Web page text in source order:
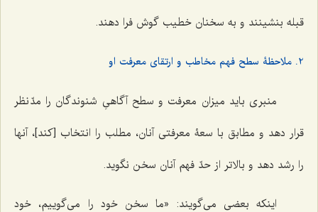
قبله بنشینند و به سخنان خطیب گوش فرا دهند.
2. ملاحظۀ سطح فهم مخاطب و ارتقای معرفت او
منبری باید میزان معرفت و سطح آگاهیِ شنوندگان را مدّ نظر
قرار دهد و مطابق با سعۀ معرفتی آنان، مطلب را انتخاب [کند]، آنها
را رشد دهد و بالاتر از حدّ فهم آنان سخن نگوید.
اینکه بعضی می‌گویند: «ما سخن خود را می‌گوییم، خود